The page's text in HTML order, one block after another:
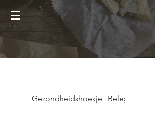
Gezondheidshoekje Belegde